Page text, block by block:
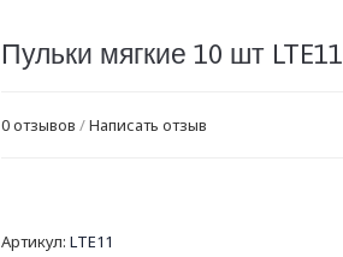
Пульки мягкие 10 шт LTE11
0 отзывов /Написать отзыв
Артикул: LTE11